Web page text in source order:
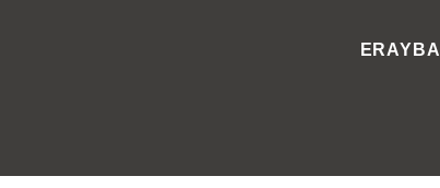
ERAYBA